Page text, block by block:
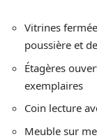
Vitrines
poussière et
Étagères
exemplaires
Coin lecture
Meuble sur